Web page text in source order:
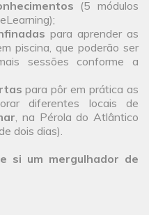
(5 módulos
para aprender as
piscina, que poderão ser
sessões conforme a
para pôr em prática as
diferentes locais de
, na Pérola do Atlântico
dois dias).
si um mergulhador de